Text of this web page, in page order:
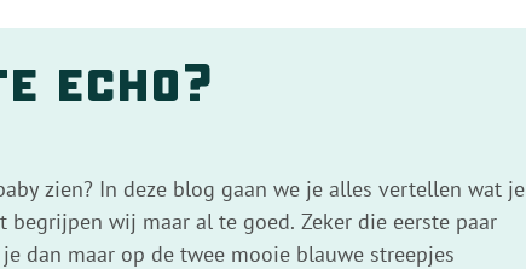
echo?
zien? In deze blog gaan we je alles vertellen wat je
wij maar al te goed. Zeker die eerste paar
dan maar op de twee mooie blauwe streepjes